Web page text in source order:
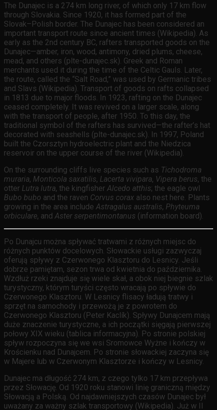
The Dunajec is a 274 km long river, of which only 17 km flow
through Slovakia. Since 1920, it has formed part of the
Slovak–Polish border. The Dunajec has been considered an
important transport route since ancient times (Wikipedia). As
early as the 2nd century BC, rafters transported goods on the
Dunajec—amber, iron, wood, antimony, dried plums, cheese,
mead, and others (plte-dunajec.sk). Greek and Roman
merchants used it during the time of the Celtic Gauls. Later,
the route, called the “Salt Road,” was used by Germanic tribes
and Slavs (Wikipedia). Transport of goods on rafts collapsed
in 1813 due to major floods. In 1923, rafting on the Dunajec
ceased completely. It was revived on a larger scale, along
with the transport of people, after 1950. To this day, the
traditional symbol of the rafters has survived—the rafter’s hat
decorated with seashells (plte-dunajec.sk). In 1997, Poland
built the Czorsztyn hydroelectric plant and the Niedzica
reservoir on the upper course of the river (Wikipedia).
On the surrounding cliffs live species such as Tichodroma
muraria, Monticola saxatilis, Lacerta vivipara, Vipera berus, the
otter Lutra lutra, the kingfisher Alcedo atthis; the eagle owl
Bubo bubo and the raven Corvus corax also nest here. Plants
growing in the area include Astragalus australis, Phyteuma
orbiculare, and Aster serpentimontanus (information board).
Po Dunajcu można spływać tratwami z różnych miejsc do
różnych punktów docelowych. Słowackie usługi zazwyczaj
oferują spływy z Czerwonego Klasztoru do Lesnicy. Jeśli
dobrze pamiętam, sezon trwa od kwietnia do października.
Wzdłuż rzeki znajduje się wiele skał, a obok niej biegnie szlak
turystyczny, którym turyści często wracają po spływie do
Czerwonego Klasztoru. W Lesnicy flisacy ładują tratwy i
sprzęt na samochody i przewożą je z powrotem do
Czerwonego Klasztoru (Peter Kaclík). Spływy Dunajcem mają
duże znaczenie turystyczne, a ich początki sięgają pierwszej
połowy XIX wieku (tablica informacyjna). Po stronie polskiej
spływ rozpoczyna się we wsi Sromowce Wyżne i kończy w
Krościenku nad Dunajcem. Po stronie słowackiej zaczyna się
w Majere lub w Czerwonym Klasztorze i kończy w Lesnicy.
Dunajec ma długość 274 km, z czego tylko 17 km przepływa
przez Słowację. Od 1920 roku stanowi linię graniczną między
Słowacją a Polską. Od najdawniejszych czasów Dunajec był
uważany za ważny szlak transportowy (Wikipedia). Już w II